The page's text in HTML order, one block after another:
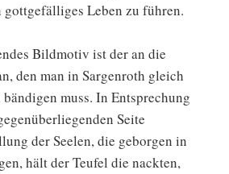
gottgefälliges Leben zu führen.
Bildmotiv ist der an die
den man in Sargenroth gleich
muss. In Entsprechung
Seite
der Seelen, die geborgen in
hält der Teufel die nackten,